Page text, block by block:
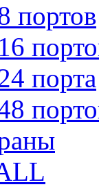
портов
порта